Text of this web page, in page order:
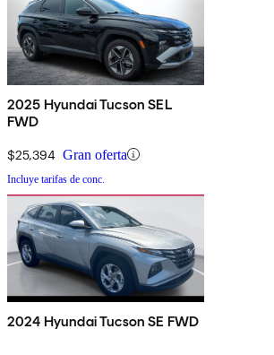
2025 Hyundai Tucson SEL
FWD
$25,394 Gran oferta
Incluye tarifas de conc.
2024 Hyundai Tucson SE FWD